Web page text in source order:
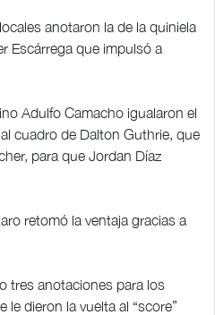
anotaron la de la quiniela
Escárrega que impulsó a
Adulfo Camacho igualaron el
cuadro de Dalton Guthrie, que
para que Jordan Díaz
retomó la ventaja gracias a
tres anotaciones para los
le dieron la vuelta al “score”